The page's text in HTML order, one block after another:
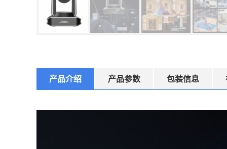
产品介绍 产品参数 包装信息